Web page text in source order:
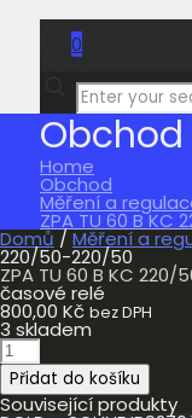
0
0,00 Kč
Obchod
Home
Obchod
Měření a
ZPA TU 60 B KC
Domů / Měření a
220/50-220/50
ZPA TU 60 B KC 220/
časové relé
800,00 Kč bez DPH
3 skladem
ZPA
TU
60
B
Přidat do košíku
Související produkty